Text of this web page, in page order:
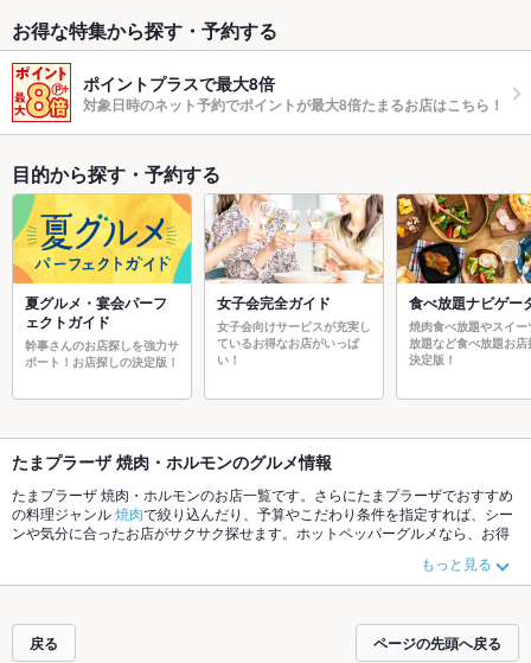
お得な特集から探す・予約する
ポイントプラスで最大8倍
対象日時のネット予約でポイントが最大8倍たまるお店はこちら！
目的から探す・予約する
夏グルメ・宴会パーフ
ェクトガイド
幹事さんのお店探しを強力サ
ポート！お店探しの決定版！
女子会完全ガイド
女子会向けサービスが充実し
ているお得なお店がいっぱ
い！
食べ放題ナビゲー
焼肉食べ放題やスイー
放題など食べ放題お店
決定版！
たまプラーザ 焼肉・ホルモンのグルメ情報
たまプラーザ 焼肉・ホルモンのお店一覧です。さらにたまプラーザでおすすめ
の料理ジャンル焼肉で絞り込んだり、予算やこだわり条件を指定すれば、シー
ンや気分に合ったお店がサクサク探せます。ホットペッパーグルメなら、お得
理など、お店の最新情報をご紹介しているので安心！24時間使える簡単便利な
ネット予約が使えるお店も拡大中です。友達どうしの飲み会にも、会社の宴会
ださい。
もっと見る
戻る ページの先頭へ戻る